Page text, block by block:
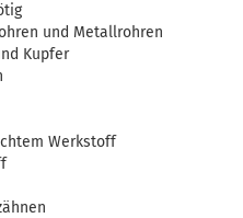
und Metallrohren
Kupfer
Werkstoff